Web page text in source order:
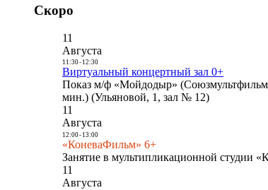
Скоро
11
Августа
11:30- 12:30
Виртуальный концертный зал 0+
Показ м/ф «Мойдодыр»
мин.) (Ульяновой, 1, зал № 12)
11
Августа
12:00- 13:00
«КоневаФильм» 6+
Занятие в мультипликационной студии
11
Августа